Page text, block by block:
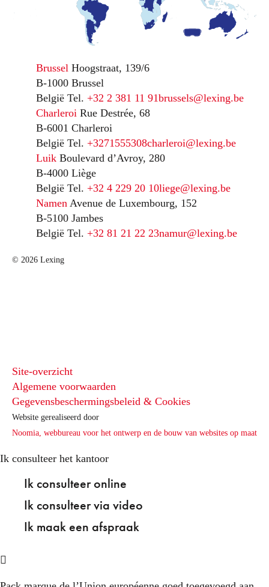
Brussel Hoogstraat, 139/6
B-1000 Brussel
België Tel. +32 2 381 11 91brussels@lexing.be
Charleroi Rue Destrée, 68
B-6001 Charleroi
België Tel. +3271555308charleroi@lexing.be
Luik Boulevard d’Avroy, 280
B-4000 Liège
België Tel. +32 4 229 20 10liege@lexing.be
Namen Avenue de Luxembourg, 152
B-5100 Jambes
België Tel. +32 81 21 22 23namur@lexing.be
© 2026 Lexing
Site-overzicht
Algemene voorwaarden
Gegevensbeschermingsbeleid & Cookies
Website gerealiseerd door
Noomia, webbureau voor het ontwerp en de bouw van websites op maat
Ik consulteer het kantoor
Ik consulteer online
Ik consulteer via video
Ik maak een afspraak